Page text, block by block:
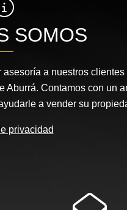
SOMOS
a nuestros
Contamos con un
a vender su
privacidad